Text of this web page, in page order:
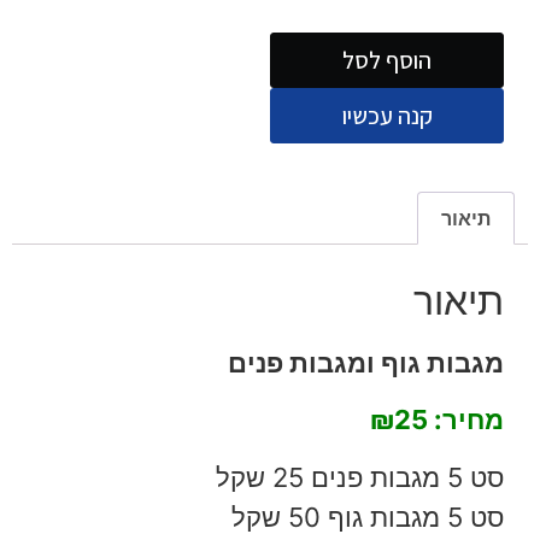
הוסף לסל
קנה עכשיו
תיאור
תיאור
מגבות גוף ומגבות פנים
מחיר: ₪25
סט 5 מגבות פנים 25 שקל
סט 5 מגבות גוף 50 שקל